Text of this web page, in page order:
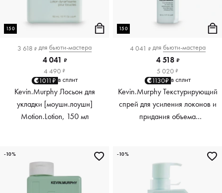
150
3 618 ₽ для бьюти-мастера
4 041 ₽
4 490 ₽
1011₽ в сплит
Kevin.Murphy Лосьон для
укладки [моушн.лоушн]
Motion.Lotion, 150 мл
150
4 041 ₽ для бьюти-мастера
4 518 ₽
5 020 ₽
1130₽ в сплит
Kevin.Murphy Текстурирующий
спрей для усиления локонов и
придания объема
-10% -10%